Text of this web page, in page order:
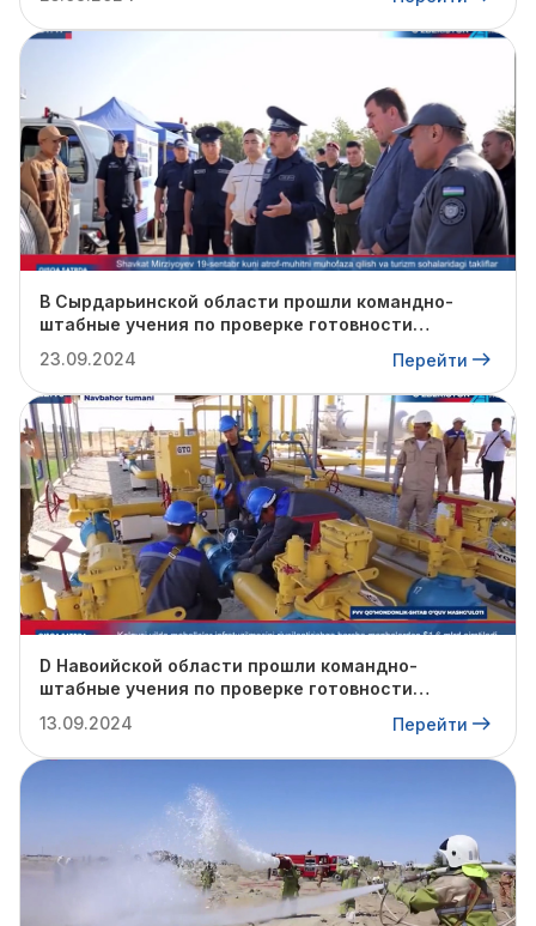
В Сырдарьинской области прошли командно-
штабные учения по проверке готовности
отопительному сезону.
23.09.2024 Перейти
D Навоийской области прошли командно-
штабные учения по проверке готовности
отопительному сезону.
13.09.2024 Перейти